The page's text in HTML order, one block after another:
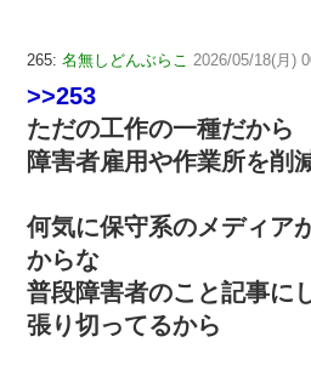
265: 名無しどんぶらこ 2026/05/18(月)
>>253
ただの工作の一種だから
障害者雇用や作業所を削
何気に保守系のメディア
からな
普段障害者のこと記事に
張り切ってるから